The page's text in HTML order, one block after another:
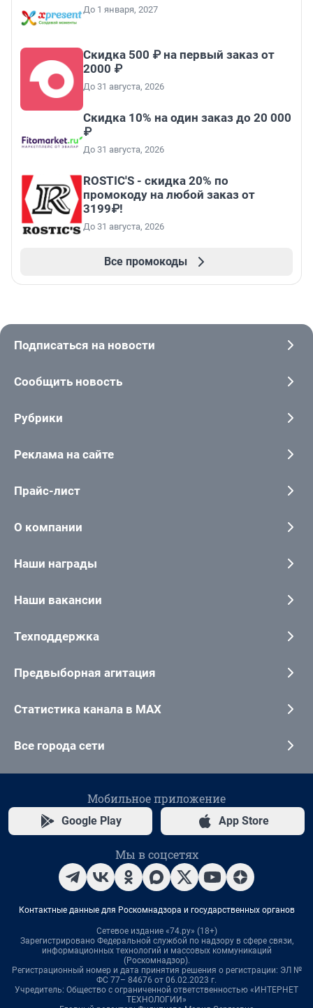
До 1 января, 2027
Скидка 500 ₽ на первый заказ от
2000 ₽
До 31 августа, 2026
Скидка 10% на один заказ до 20 000
₽
До 31 августа, 2026
ROSTIC'S - скидка 20% по
промокоду на любой заказ от
3199₽!
До 31 августа, 2026
Все промокоды
Подписаться на новости
Сообщить новость
Рубрики
Реклама на сайте
Прайс-лист
О компании
Наши награды
Наши вакансии
Техподдержка
Предвыборная агитация
Статистика канала в MAX
Все города сети
Мобильное приложение
Google Play App Store
Мы в соцсетях
Контактные данные для Роскомнадзора и государственных органов
Сетевое издание «74.ру» (18+)
Зарегистрировано Федеральной службой по надзору в сфере связи,
информационных технологий и массовых коммуникаций
(Роскомнадзор).
Регистрационный номер и дата принятия решения о регистрации: ЭЛ №
ФС 77– 84676 от 06.02.2023 г.
Учредитель: Общество с ограниченной ответственностью «ИНТЕРНЕТ
ТЕХНОЛОГИИ»